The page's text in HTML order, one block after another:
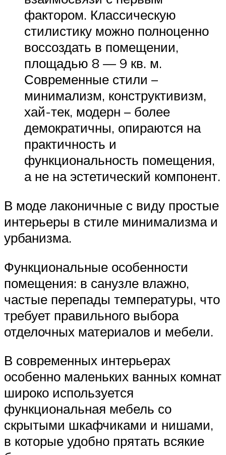
фактором. Классическую
стилистику можно полноценно
воссоздать в помещении,
площадью 8 — 9 кв. м.
Современные стили –
минимализм, конструктивизм,
хай-тек, модерн – более
демократичны, опираются на
практичность и
функциональность помещения,
а не на эстетический компонент.
В моде лаконичные с виду простые
интерьеры в стиле минимализма и
урбанизма.
Функциональные особенности
помещения: в санузле влажно,
частые перепады температуры, что
требует правильного выбора
отделочных материалов и мебели.
В современных интерьерах
особенно маленьких ванных комнат
широко используется
функциональная мебель со
скрытыми шкафчиками и нишами,
в которые удобно прятать всякие